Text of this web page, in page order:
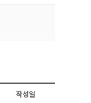
작성일